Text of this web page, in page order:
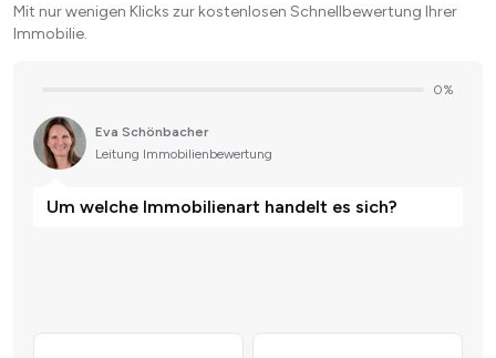
Mit nur wenigen Klicks zur kostenlosen Schnellbewertung Ihrer
Immobilie.